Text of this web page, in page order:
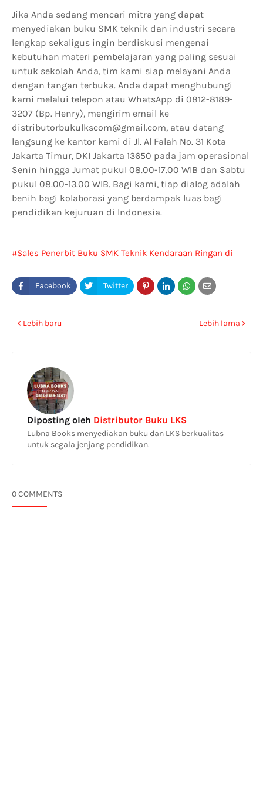
Jika Anda sedang mencari mitra yang dapat
menyediakan buku SMK teknik dan industri secara
lengkap sekaligus ingin berdiskusi mengenai
kebutuhan materi pembelajaran yang paling sesuai
untuk sekolah Anda, tim kami siap melayani Anda
dengan tangan terbuka. Anda dapat menghubungi
kami melalui telepon atau WhatsApp di 0812-8189-
3207 (Bp. Henry), mengirim email ke
distributorbukulkscom@gmail.com, atau datang
langsung ke kantor kami di Jl. Al Falah No. 31 Kota
Jakarta Timur, DKI Jakarta 13650 pada jam operasional
Senin hingga Jumat pukul 08.00-17.00 WIB dan Sabtu
pukul 08.00-13.00 WIB. Bagi kami, tiap dialog adalah
benih bagi kolaborasi yang berdampak luas bagi
pendidikan kejuruan di Indonesia.
Sales Penerbit Buku SMK Teknik Kendaraan Ringan di
Lebih baru Lebih lama
Diposting oleh Distributor Buku LKS
Lubna Books menyediakan buku dan LKS berkualitas
untuk segala jenjang pendidikan.
0 COMMENTS